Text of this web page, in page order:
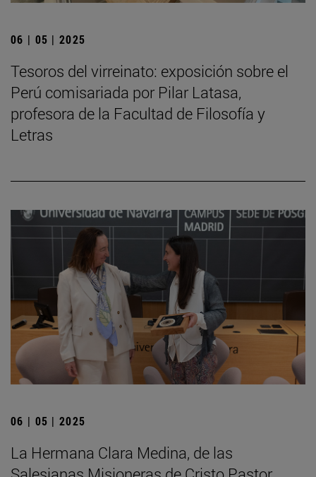
06 | 05 | 2025
Tesoros del virreinato: exposición sobre el
Perú comisariada por Pilar Latasa,
profesora de la Facultad de Filosofía y
Letras
06 | 05 | 2025
La Hermana Clara Medina, de las